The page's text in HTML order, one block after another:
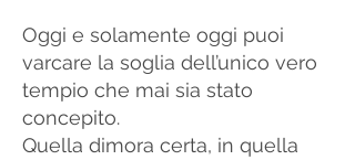
Oggi e solamente oggi puoi
varcare la soglia dell’unico vero
tempio che mai sia stato
concepito.
Quella dimora certa, in quella